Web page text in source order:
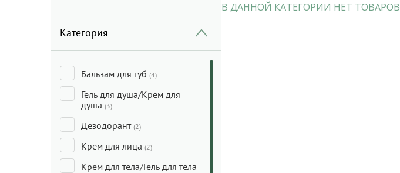
Категория
Бальзам для губ (4)
Гель для душа/Крем для
душа (3)
Дезодорант (2)
Крем для лица (2)
Крем для тела/Гель для тела
В ДАННОЙ КАТЕГОРИИ НЕТ ТОВАРОВ